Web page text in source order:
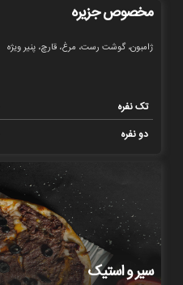
مخصوص جزیره
ژامبون، گوشت رست، مرغ، قارچ، پنیر ویژه
تک نفره
دو نفره
سیر و استیک